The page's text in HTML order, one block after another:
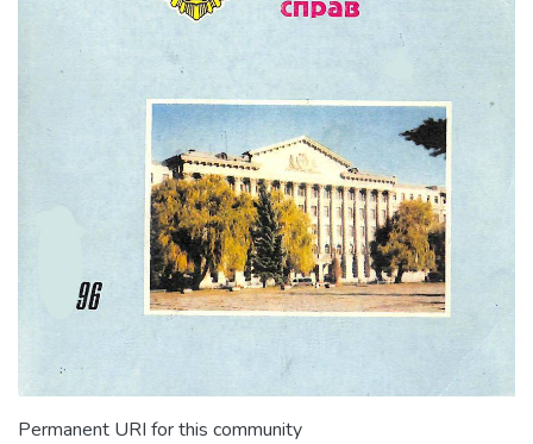
Permanent URI for this community